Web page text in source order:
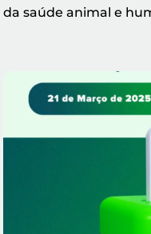
da saúde animal e